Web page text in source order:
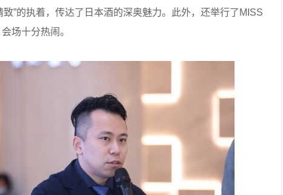
”的执着，传达了日本酒的深奥魅力。此外，还举行了MISS
场十分热闹。